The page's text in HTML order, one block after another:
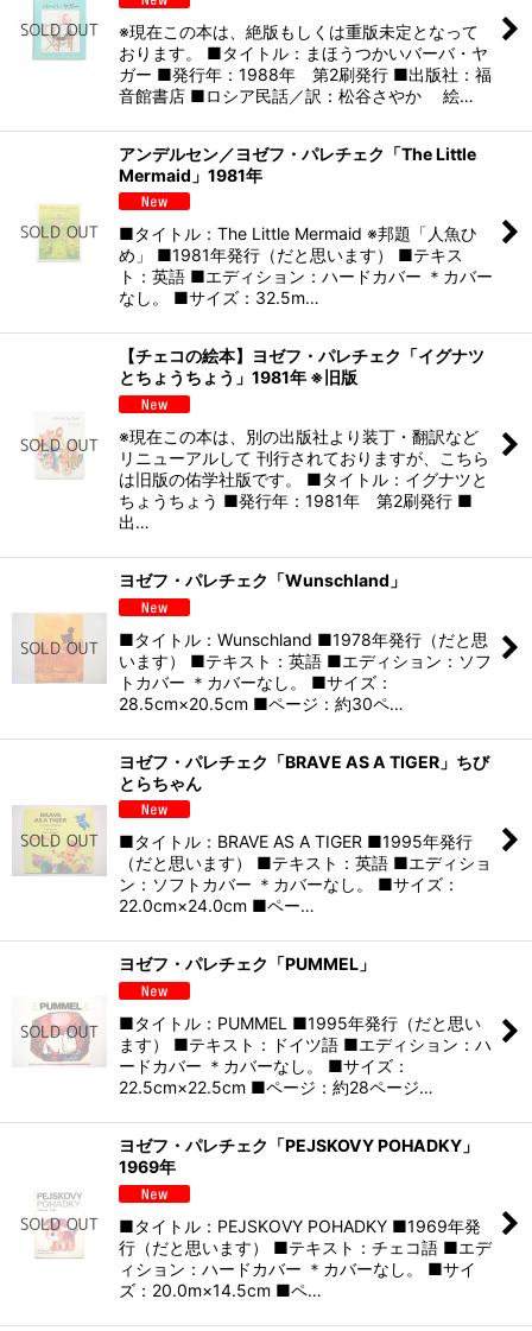
※現在この本は、絶版もしくは重版未定となって
おります。 ■タイトル：まほうつかいバーバ・ヤ
ガー ■発行年：1988年 第2刷発行 ■出版社：福
音館書店 ■ロシア民話／訳：松谷さやか 絵…
アンデルセン／ヨゼフ・パレチェク「The Little
Mermaid」1981年
■タイトル：The Little Mermaid ※邦題「人魚ひ
め」 ■1981年発行（だと思います） ■テキス
ト：英語 ■エディション：ハードカバー ＊カバー
なし。 ■サイズ：32.5m…
【チェコの絵本】ヨゼフ・パレチェク「イグナツ
とちょうちょう」1981年 ※旧版
※現在この本は、別の出版社より装丁・翻訳など
リニューアルして 刊行されておりますが、こちら
は旧版の佑学社版です。 ■タイトル：イグナツと
ちょうちょう ■発行年：1981年 第2刷発行 ■
出…
ヨゼフ・パレチェク「Wunschland」
■タイトル：Wunschland ■1978年発行（だと思
います） ■テキスト：英語 ■エディション：ソフ
トカバー ＊カバーなし。 ■サイズ：
28.5cm×20.5cm ■ページ：約30ペ…
ヨゼフ・パレチェク「BRAVE AS A TIGER」ちび
とらちゃん
■タイトル：BRAVE AS A TIGER ■1995年発行
（だと思います） ■テキスト：英語 ■エディショ
ン：ソフトカバー ＊カバーなし。 ■サイズ：
22.0cm×24.0cm ■ペー…
ヨゼフ・パレチェク「PUMMEL」
■タイトル：PUMMEL ■1995年発行（だと思い
ます） ■テキスト：ドイツ語 ■エディション：ハ
ードカバー ＊カバーなし。 ■サイズ：
22.5cm×22.5cm ■ページ：約28ページ…
ヨゼフ・パレチェク「PEJSKOVY POHADKY」
1969年
■タイトル：PEJSKOVY POHADKY ■1969年発
行（だと思います） ■テキスト：チェコ語 ■エデ
ィション：ハードカバー ＊カバーなし。 ■サイ
ズ：20.0m×14.5cm ■ペ…